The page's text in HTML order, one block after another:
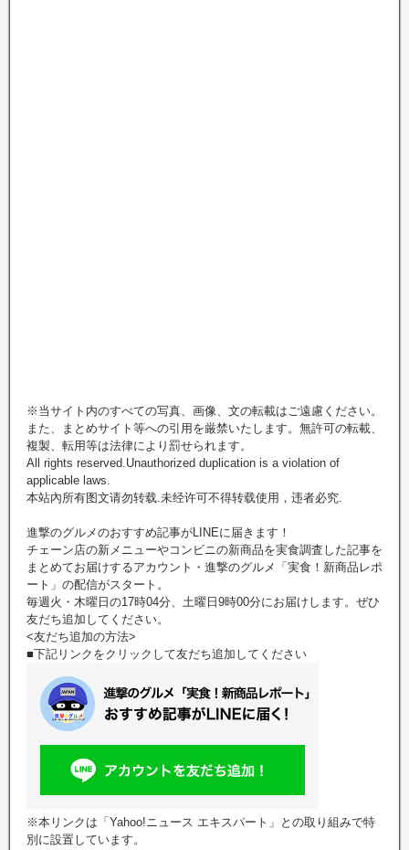
※当サイト内のすべての写真、画像、文の転載はご遠慮ください。
また、まとめサイト等への引用を厳禁いたします。無許可の転載、
複製、転用等は法律により罰せられます。
All rights reserved.Unauthorized duplication is a violation of
applicable laws.
本站內所有图文请勿转载.未经许可不得转载使用，违者必究.
進撃のグルメのおすすめ記事がLINEに届きます！
チェーン店の新メニューやコンビニの新商品を実食調査した記事を
まとめてお届けするアカウント・進撃のグルメ「実食！新商品レポ
ート」の配信がスタート。
毎週火・木曜日の17時04分、土曜日9時00分にお届けします。ぜひ
友だち追加してください。
<友だち追加の方法>
■下記リンクをクリックして友だち追加してください
※本リンクは「Yahoo!ニュース エキスパート」との取り組みで特
別に設置しています。